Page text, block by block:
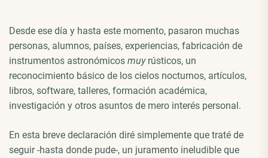
Desde ese día y hasta este momento, pasaron muchas
personas, alumnos, países, experiencias, fabricación de
instrumentos astronómicos muyrústicos, un
reconocimiento básico de los cielos nocturnos, artículos,
libros, software, talleres, formación académica,
investigación y otros asuntos de mero interés personal.
En esta breve declaración diré simplemente que traté de
seguir -hasta donde pude-, un juramento ineludible que